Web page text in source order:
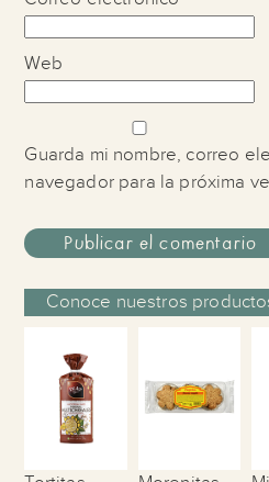
Web
Guarda mi nombre, correo
navegador para la próxima
Conoce nuestros